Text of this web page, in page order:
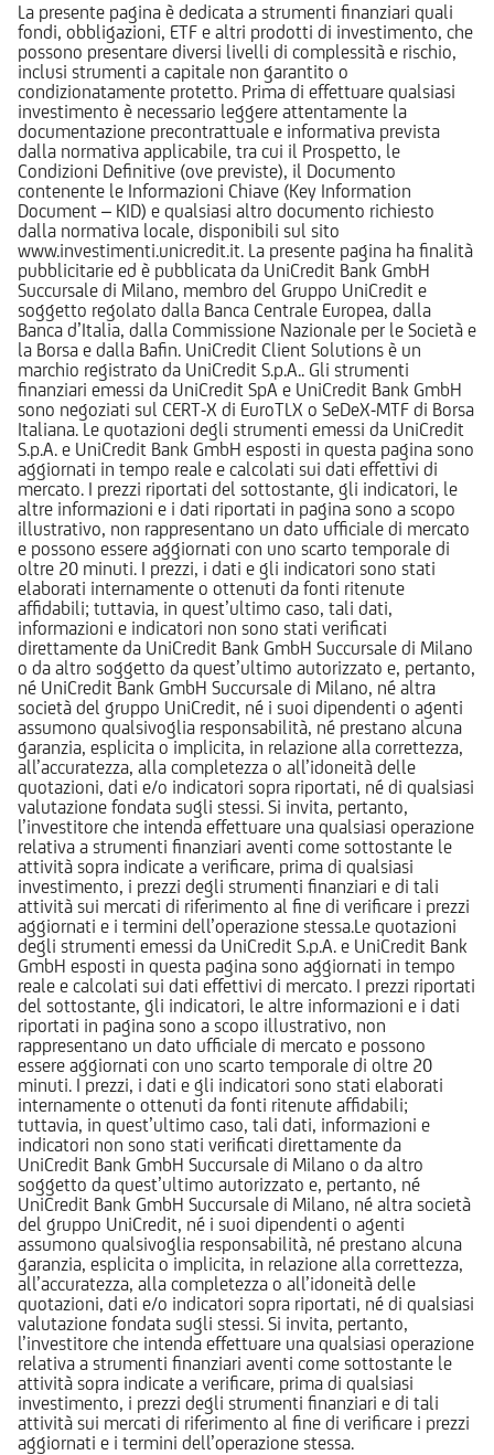
La presente pagina è dedicata a strumenti finanziari quali
fondi, obbligazioni, ETF e altri prodotti di investimento, che
possono presentare diversi livelli di complessità e rischio,
inclusi strumenti a capitale non garantito o
condizionatamente protetto. Prima di effettuare qualsiasi
investimento è necessario leggere attentamente la
documentazione precontrattuale e informativa prevista
dalla normativa applicabile, tra cui il Prospetto, le
Condizioni Definitive (ove previste), il Documento
contenente le Informazioni Chiave (Key Information
Document – KID) e qualsiasi altro documento richiesto
dalla normativa locale, disponibili sul sito
www.investimenti.unicredit.it. La presente pagina ha finalità
pubblicitarie ed è pubblicata da UniCredit Bank GmbH
Succursale di Milano, membro del Gruppo UniCredit e
soggetto regolato dalla Banca Centrale Europea, dalla
Banca d’Italia, dalla Commissione Nazionale per le Società e
la Borsa e dalla Bafin. UniCredit Client Solutions è un
marchio registrato da UniCredit S.p.A.. Gli strumenti
finanziari emessi da UniCredit SpA e UniCredit Bank GmbH
sono negoziati sul CERT-X di EuroTLX o SeDeX-MTF di Borsa
Italiana. Le quotazioni degli strumenti emessi da UniCredit
S.p.A. e UniCredit Bank GmbH esposti in questa pagina sono
aggiornati in tempo reale e calcolati sui dati effettivi di
mercato. I prezzi riportati del sottostante, gli indicatori, le
altre informazioni e i dati riportati in pagina sono a scopo
illustrativo, non rappresentano un dato ufficiale di mercato
e possono essere aggiornati con uno scarto temporale di
oltre 20 minuti. I prezzi, i dati e gli indicatori sono stati
elaborati internamente o ottenuti da fonti ritenute
affidabili; tuttavia, in quest’ultimo caso, tali dati,
informazioni e indicatori non sono stati verificati
direttamente da UniCredit Bank GmbH Succursale di Milano
o da altro soggetto da quest’ultimo autorizzato e, pertanto,
né UniCredit Bank GmbH Succursale di Milano, né altra
società del gruppo UniCredit, né i suoi dipendenti o agenti
assumono qualsivoglia responsabilità, né prestano alcuna
garanzia, esplicita o implicita, in relazione alla correttezza,
all’accuratezza, alla completezza o all’idoneità delle
quotazioni, dati e/o indicatori sopra riportati, né di qualsiasi
valutazione fondata sugli stessi. Si invita, pertanto,
l’investitore che intenda effettuare una qualsiasi operazione
relativa a strumenti finanziari aventi come sottostante le
attività sopra indicate a verificare, prima di qualsiasi
investimento, i prezzi degli strumenti finanziari e di tali
attività sui mercati di riferimento al fine di verificare i prezzi
aggiornati e i termini dell’operazione stessa.Le quotazioni
degli strumenti emessi da UniCredit S.p.A. e UniCredit Bank
GmbH esposti in questa pagina sono aggiornati in tempo
reale e calcolati sui dati effettivi di mercato. I prezzi riportati
del sottostante, gli indicatori, le altre informazioni e i dati
riportati in pagina sono a scopo illustrativo, non
rappresentano un dato ufficiale di mercato e possono
essere aggiornati con uno scarto temporale di oltre 20
minuti. I prezzi, i dati e gli indicatori sono stati elaborati
internamente o ottenuti da fonti ritenute affidabili;
tuttavia, in quest’ultimo caso, tali dati, informazioni e
indicatori non sono stati verificati direttamente da
UniCredit Bank GmbH Succursale di Milano o da altro
soggetto da quest’ultimo autorizzato e, pertanto, né
UniCredit Bank GmbH Succursale di Milano, né altra società
del gruppo UniCredit, né i suoi dipendenti o agenti
assumono qualsivoglia responsabilità, né prestano alcuna
garanzia, esplicita o implicita, in relazione alla correttezza,
all’accuratezza, alla completezza o all’idoneità delle
quotazioni, dati e/o indicatori sopra riportati, né di qualsiasi
valutazione fondata sugli stessi. Si invita, pertanto,
l’investitore che intenda effettuare una qualsiasi operazione
relativa a strumenti finanziari aventi come sottostante le
attività sopra indicate a verificare, prima di qualsiasi
investimento, i prezzi degli strumenti finanziari e di tali
attività sui mercati di riferimento al fine di verificare i prezzi
aggiornati e i termini dell’operazione stessa.